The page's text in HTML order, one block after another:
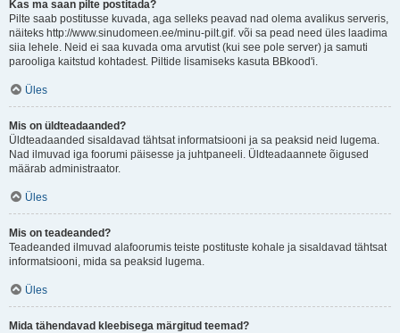
Kas ma saan pilte postitada?
Pilte saab postitusse kuvada, aga selleks peavad nad olema avalikus serveris,
näiteks http://www.sinudomeen.ee/minu-pilt.gif. või sa pead need üles laadima
siia lehele. Neid ei saa kuvada oma arvutist (kui see pole server) ja samuti
parooliga kaitstud kohtadest. Piltide lisamiseks kasuta BBkood'i.
Üles
Mis on üldteadaanded?
Üldteadaanded sisaldavad tähtsat informatsiooni ja sa peaksid neid lugema.
Nad ilmuvad iga foorumi päisesse ja juhtpaneeli. Üldteadaannete õigused
määrab administraator.
Üles
Mis on teadeanded?
Teadeanded ilmuvad alafoorumis teiste postituste kohale ja sisaldavad tähtsat
informatsiooni, mida sa peaksid lugema.
Üles
Mida tähendavad kleebisega märgitud teemad?